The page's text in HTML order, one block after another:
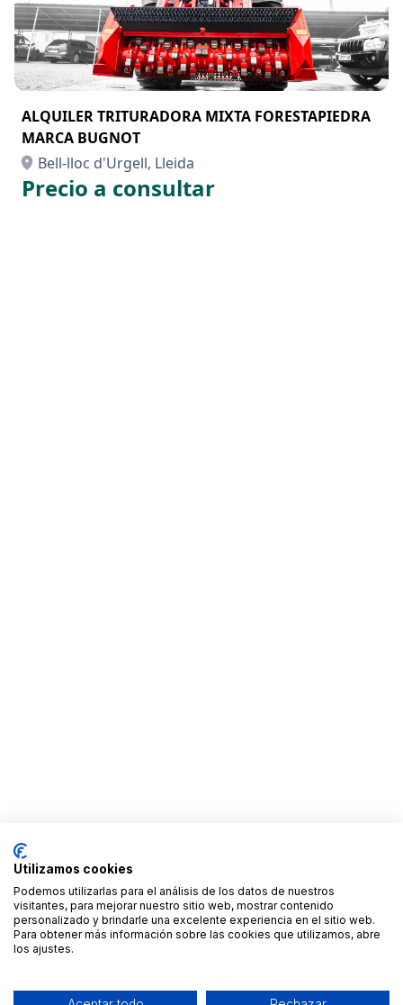
ALQUILER TRITURADORA MIXTA FORESTAPIEDRA
MARCA BUGNOT
Bell-lloc d'Urgell, Lleida
Precio a consultar
Utilizamos cookies
Podemos utilizarlas para el análisis de los datos de nuestros
visitantes, para mejorar nuestro sitio web, mostrar contenido
personalizado y brindarle una excelente experiencia en el sitio web.
Para obtener más información sobre las cookies que utilizamos, abre
los ajustes.